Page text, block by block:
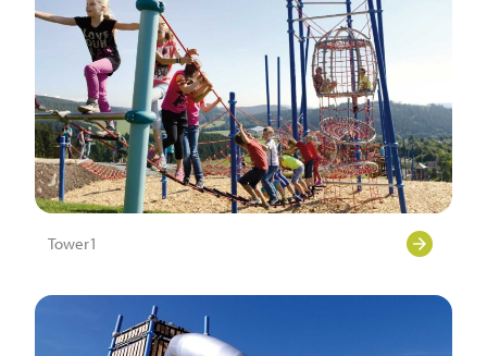
Tower1